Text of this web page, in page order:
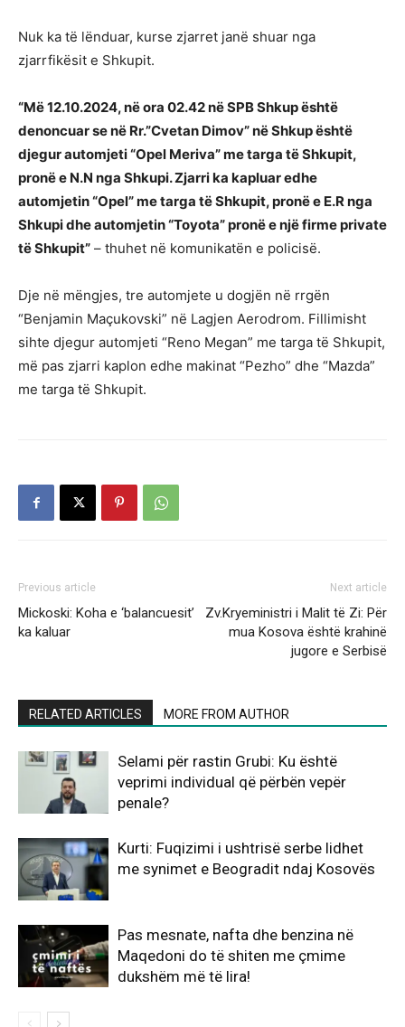
Nuk ka të lënduar, kurse zjarret janë shuar nga
zjarrfikësit e Shkupit.
“Më 12.10.2024, në ora 02.42 në SPB Shkup është
denoncuar se në Rr.”Cvetan Dimov” në Shkup është
djegur automjeti “Opel Meriva” me targa të Shkupit,
pronë e N.N nga Shkupi. Zjarri ka kapluar edhe
automjetin “Opel” me targa të Shkupit, pronë e E.R nga
Shkupi dhe automjetin “Toyota” pronë e një firme private
të Shkupit” – thuhet në komunikatën e policisë.
Dje në mëngjes, tre automjete u dogjën në rrgën
“Benjamin Maçukovski” në Lagjen Aerodrom. Fillimisht
sihte djegur automjeti “Reno Megan” me targa të Shkupit,
më pas zjarri kaplon edhe makinat “Pezho” dhe “Mazda”
me targa të Shkupit.
Previous article
Mickoski: Koha e ‘balancuesit’
ka kaluar
Next article
Zv.Kryeministri i Malit të Zi: Për
mua Kosova është krahinë
jugore e Serbisë
RELATED ARTICLES MORE FROM AUTHOR
Selami për rastin Grubi: Ku është
veprimi individual që përbën vepër
penale?
Kurti: Fuqizimi i ushtrisë serbe lidhet
me synimet e Beogradit ndaj Kosovës
Pas mesnate, nafta dhe benzina në
Maqedoni do të shiten me çmime
dukshëm më të lira!